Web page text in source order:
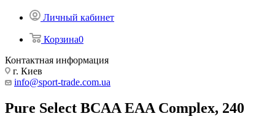
Личный кабинет
Корзина0
Контактная информация
г. Киев
info@sport-trade.com.ua
Pure Select BCAA EAA Complex, 240